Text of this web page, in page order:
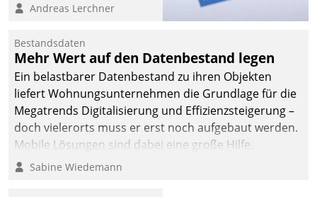
Cockpit für mobile
Datatrain. Die meravis
Wohnungsbau- und
Immobilien GmbH hat
sich dabei für den Betrieb
der Lösung über die SAP
Cloud Platform
entschieden - als erstes
Unternehmen am
Andreas Lerchner
Bestandsdaten
Mehr Wert auf den Datenbestand legen
Ein belastbarer Datenbestand zu ihren Objekten
liefert Wohnungsunternehmen die Grundlage für die
Megatrends Digitalisierung und Effizienzsteigerung –
doch vielerorts muss er erst noch aufgebaut werden.
Mobile Lösungen sind dabei eine große Hilfe.
Sabine Wiedemann